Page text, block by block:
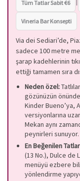
Tüm Tatlar Sabit €6
Vineria Bar Konsepti
Via dei Sediari’de,
sadece 100 metre
şarap kadehlerinin
ettiği tamamen sıra
Neden özel:
gözünüzün
Kinder Bueno’ya,
versiyonlarına
Mekan aynı
peynirleri sunuyor.
En Beğenilen
(13 No.), Dulce de
menüyü ezbere
yönlendirme